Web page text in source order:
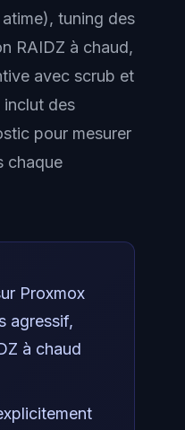
tuning des
RAIDZ à chaud,
avec scrub et
inclut des
pour mesurer
chaque
Proxmox
agressif,
à chaud